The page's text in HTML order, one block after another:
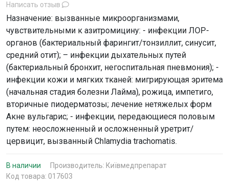
Написать отзыв
Назначение: вызванные микроорганизмами,
чувствительными к азитромицину: - инфекции ЛОР-
органов (бактериальный фарингит/тонзиллит, синусит,
средний отит); – инфекции дыхательных путей
(бактериальный бронхит, негоспитальная пневмония); -
инфекции кожи и мягких тканей: мигрирующая эритема
(начальная стадия болезни Лайма), рожица, импетиго,
вторичные пиодерматозы; лечение нетяжелых форм
Акне вульгарис; - инфекции, передающиеся половым
путем: неосложненный и осложненный уретрит/
цервицит, вызванный Chlamydia trachomatis.
В наличии Производитель: Київмедпрепарат
Код товара: 017603